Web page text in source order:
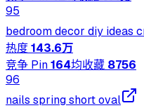
95
bedroom decor diy ideas
热度143.6万
竞争 Pin164均收藏 8756
96
nails spring short oval